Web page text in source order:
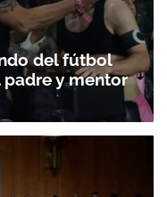
del fútbol
y mentor